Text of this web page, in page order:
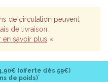
de circulation peuvent
de livraison.
savoir plus «
(offerte dès 59€)
de poids)*